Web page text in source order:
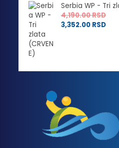
Serbia WP - Tri
4,190.00RSD
3,352.00 RSD